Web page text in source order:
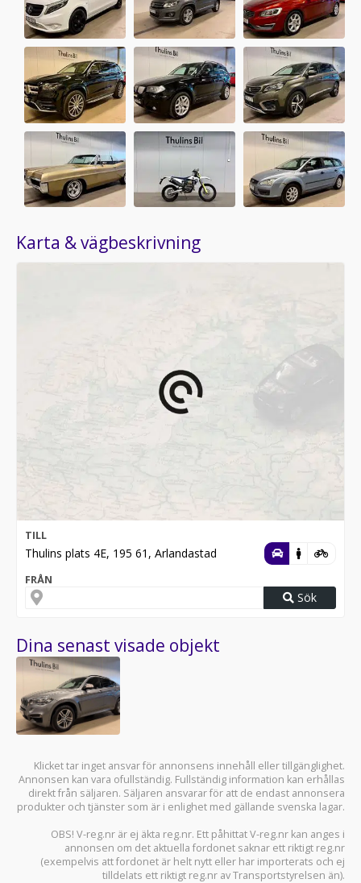
Karta & vägbeskrivning
TILL
Thulins plats 4E, 195 61, Arlandastad
FRÅN
Sök
Dina senast visade objekt
Klicket tar inget ansvar för annonsens innehåll eller tillgänglighet.
Annonsen kan vara ofullständig. Fullständig information kan erhållas
direkt från säljaren. Säljaren ansvarar för att de endast annonsera
produkter och tjänster som är i enlighet med gällande svenska lagar.
OBS! V-reg.nr är ej äkta reg.nr. Ett påhittat V-reg.nr kan anges i
annonsen om det aktuella fordonet saknar ett riktigt reg.nr
(exempelvis att fordonet är helt nytt eller har importerats och ej
tilldelats ett riktigt reg.nr av Transportstyrelsen än).